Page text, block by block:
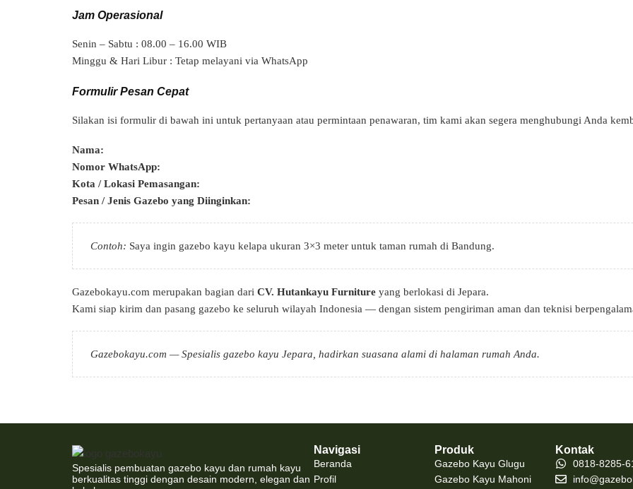
Jam Operasional
Senin – Sabtu : 08.00 – 16.00 WIB
Minggu & Hari Libur : Tetap melayani via WhatsApp
Formulir Pesan Cepat
Silakan isi formulir di bawah ini untuk pertanyaan atau permintaan penawaran, tim kami akan segera menghubungi Anda
Nama:
Nomor WhatsApp:
Kota / Lokasi Pemasangan:
Pesan / Jenis Gazebo yang Diinginkan:
Contoh: Saya ingin gazebo kayu kelapa ukuran 3×3 meter untuk taman rumah di Bandung.
Gazebokayu.com merupakan bagian dari CV. Hutankayu Furniture yang berlokasi di Jepara.
Kami siap kirim dan pasang gazebo ke seluruh wilayah Indonesia — dengan sistem pengiriman aman dan teknisi
Gazebokayu.com — Spesialis gazebo kayu Jepara, hadirkan suasana alami di halaman rumah Anda.
Spesialis pembuatan gazebo kayu dan rumah kayu
berkualitas tinggi dengan desain modern, elegan dan
Navigasi
Beranda
Profil
Produk
Gazebo Kayu Glugu
Gazebo Kayu Mahoni
Kontak
0818-8285-